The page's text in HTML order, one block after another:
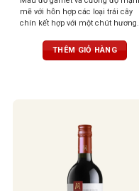
mẽ với hỗn hợp các loại trái cây
chín kết hợp với một chút hương
có cấu trúc tốtTHÊM GIỎ HÀNG